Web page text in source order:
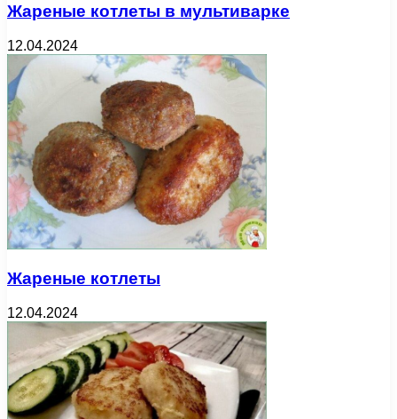
Жареные котлеты в мультиварке
12.04.2024
Жареные котлеты
12.04.2024